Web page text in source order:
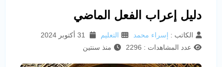
دليل إعراب الفعل الماضي
الكاتب : إسراء محمد التعليم
عدد المشاهدات : 2296
منذ سنتين